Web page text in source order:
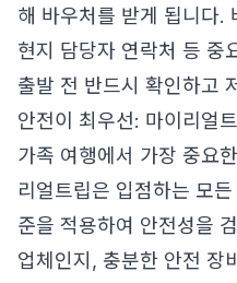
해 바우처를 받게 됩니다.
현지 담당자 연락처 등 중
출발 전 반드시 확인하고
안전이 최우선: 마이리얼
가족 여행에서 가장 중요
리얼트립은 입점하는 모
준을 적용하여 안전성을
업체인지, 충분한 안전 장